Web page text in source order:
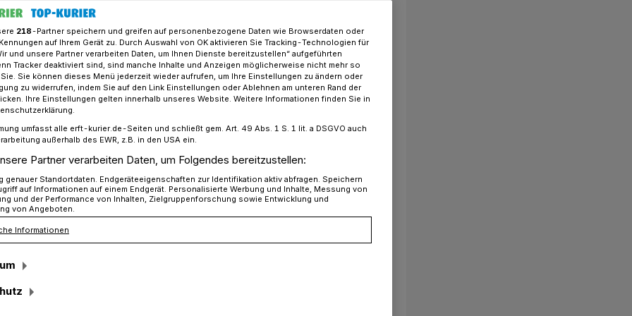
BSHV Jüchen feiert Königsehrenabend
größte Sonntags-Frühstücksbuffet
feiern ihren
voll motiviert, das Programm steht: Am
der Bürgerschützen- und Heimatverein
Fest-Wochenende rund um den
218-Partner speichern und greifen auf personenbezogene Daten wie Browserdaten oder
auf Ihrem Gerät zu. Durch Auswahl von OK aktivieren Sie Tracking-Technologien für
und unsere Partner verarbeiten Daten, um Ihnen Dienste bereitzustellen“ aufgeführten
Tracker deaktiviert sind, sind manche Inhalte und Anzeigen möglicherweise nicht mehr so
Sie können dieses Menü jederzeit wieder aufrufen, um Ihre Einstellungen zu ändern oder
zu widerrufen, indem Sie auf den Link Einstellungen oder Ablehnen am unteren Rand der
Ihre Einstellungen gelten innerhalb unseres Website. Weitere Informationen finden Sie in
umfasst alle erft-kurier.de-Seiten und schließt gem. Art. 49 Abs. 1 S. 1 lit. a DSGVO auch
außerhalb des EWR, z.B. in den USA ein.
Partner verarbeiten Daten, um Folgendes bereitzustellen:
genauer Standortdaten. Endgeräteeigenschaften zur Identifikation aktiv abfragen. Speichern
auf Informationen auf einem Endgerät. Personalisierte Werbung und Inhalte, Messung von
und der Performance von Inhalten, Zielgruppenforschung sowie Entwicklung und
von Angeboten.
Informationen